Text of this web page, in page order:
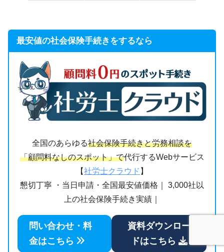
最安値の社会保険手続きをするなら
全国のあらゆる社会保険手続きと労務相談を
「顧問料なしのスポット」で代行するWebサービス
【社労士クラウド 】
懇切丁寧 ・当日申請・全国最安値価格｜ 3,000社以
上の社会保険手続き実績｜
問い合わせ・料
金はこちら
資料ダウンロー
ドはこちら